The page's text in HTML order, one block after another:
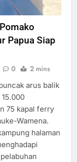
Papua Siap
0 2 mins
arus balik
75 kapal ferry
Wamena.
halaman